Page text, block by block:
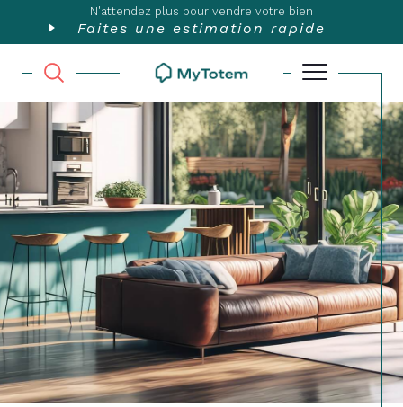
N'attendez plus pour vendre votre bien
Faites une estimation rapide